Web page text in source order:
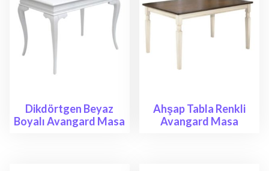
Dikdörtgen Beyaz
Boyalı Avangard Masa
Ahşap Tabla Renkli
Avangard Masa